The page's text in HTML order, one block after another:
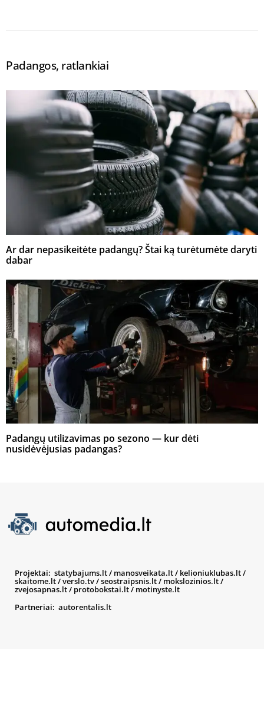
Padangos, ratlankiai
Ar dar nepasikeitėte padangų? Štai ką turėtumėte daryti
dabar
Padangų utilizavimas po sezono — kur dėti
nusidėvėjusias padangas?
Projektai: statybajums.lt/ manosveikata.lt/ kelioniuklubas.lt/
skaitome.lt/verslo.tv/seostraipsnis.lt/ mokslozinios.lt/
zvejosapnas.lt/ protobokstai.lt/ motinyste.lt
Partneriai: autorentalis.lt